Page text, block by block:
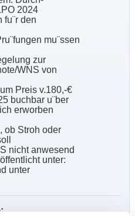
2024
fu¨r den
mu¨ssen
zur
WNS von
Preis v.180,-€
buchbar u¨ber
erworben
ob Stroh oder
nicht anwesend
unter:
unter